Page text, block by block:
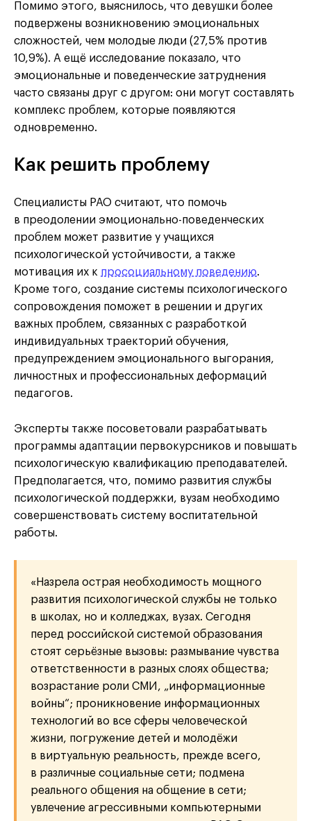
Помимо этого, выяснилось, что девушки более
подвержены возникновению эмоциональных
сложностей, чем молодые люди (27,5% против
10,9%). А ещё исследование показало, что
эмоциональные и поведенческие затруднения
часто связаны друг с другом: они могут составлять
комплекс проблем, которые появляются
одновременно.
Как решить проблему
Специалисты РАО считают, что помочь
в преодолении эмоционально-поведенческих
проблем может развитие у учащихся
психологической устойчивости, а также
мотивация их к просоциальному поведению.
Кроме того, создание системы психологического
сопровождения поможет в решении и других
важных проблем, связанных с разработкой
индивидуальных траекторий обучения,
предупреждением эмоционального выгорания,
личностных и профессиональных деформаций
педагогов.
Эксперты также посоветовали разрабатывать
программы адаптации первокурсников и повышать
психологическую квалификацию преподавателей.
Предполагается, что, помимо развития службы
психологической поддержки, вузам необходимо
совершенствовать систему воспитательной
работы.
«Назрела острая необходимость мощного
развития психологической службы не только
в школах, но и колледжах, вузах. Сегодня
перед российской системой образования
стоят серьёзные вызовы: размывание чувства
ответственности в разных слоях общества;
возрастание роли СМИ, „информационные
войны“; проникновение информационных
технологий во все сферы человеческой
жизни, погружение детей и молодёжи
в виртуальную реальность, прежде всего,
в различные социальные сети; подмена
реального общения на общение в сети;
увлечение агрессивными компьютерными